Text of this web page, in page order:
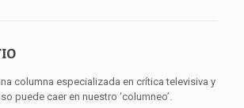
columna especializada en crítica televisiva y
puede caer en nuestro ‘columneo’.